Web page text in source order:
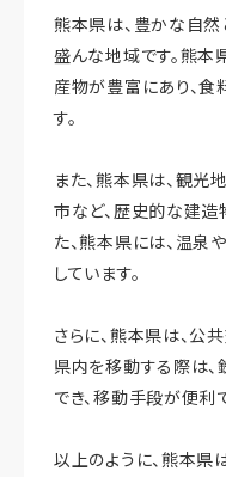
熊本県は、豊かな自
盛んな地域です。熊本
産物が豊富にあり、食
す。
また、熊本県は、観光
市など、歴史的な建造
た、熊本県には、温泉
しています。
さらに、熊本県は、公
県内を移動する際は
でき、移動手段が便利
以上のように、熊本県